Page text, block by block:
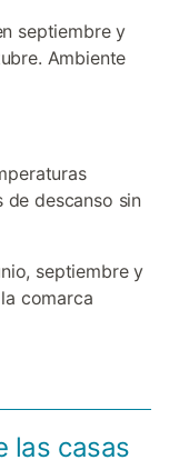
septiembre y
Ambiente
de descanso sin
septiembre y
comarca
las casas